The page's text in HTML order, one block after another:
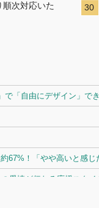
次対応いた
30
「自由にデザイン」で
！「やや高いと感
愛情が伝わる応援スタイ